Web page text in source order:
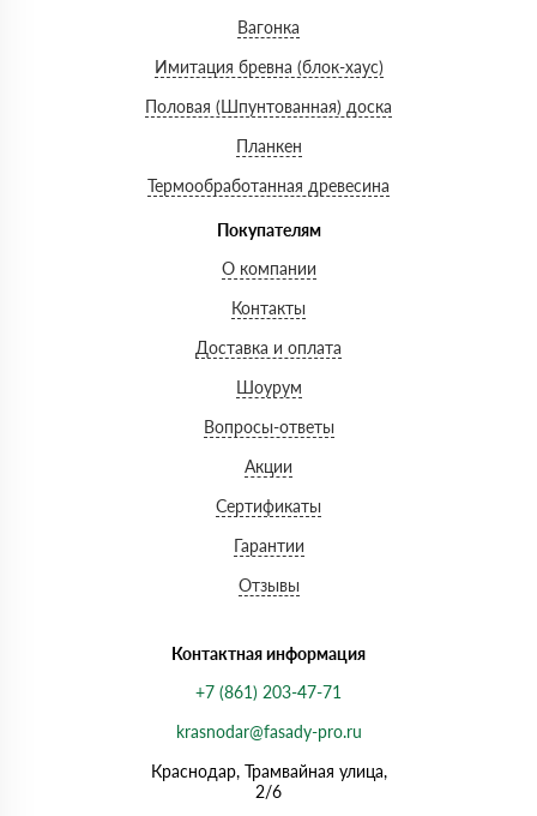
Вагонка
Имитация бревна (блок-хаус)
Половая (Шпунтованная) доска
Планкен
Термообработанная древесина
Покупателям
О компании
Контакты
Доставка и оплата
Шоурум
Вопросы-ответы
Акции
Сертификаты
Гарантии
Отзывы
Контактная информация
+7 (861) 203-47-71
krasnodar@fasady-pro.ru
Краснодар, Трамвайная улица,
2/6